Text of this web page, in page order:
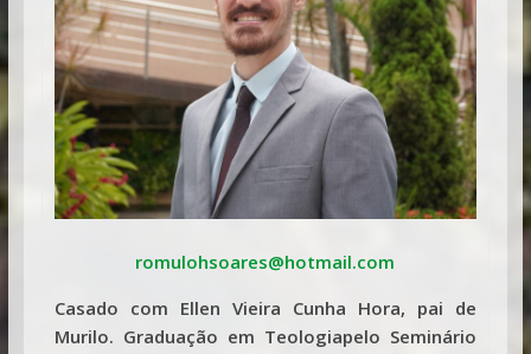
romulohsoares@hotmail.com
Casado com Ellen Vieira Cunha Hora, pai de
Murilo. Graduação em Teologiapelo Seminário